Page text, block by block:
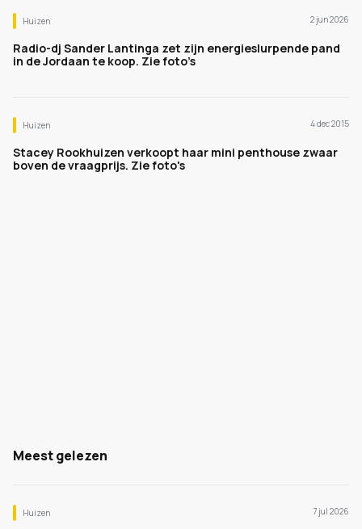
Huizen 2 jun 2026
Radio-dj Sander Lantinga zet zijn energieslurpende pand
in de Jordaan te koop. Zie foto’s
Huizen 4 dec 2015
Stacey Rookhuizen verkoopt haar mini penthouse zwaar
boven de vraagprijs. Zie foto's
Meest gelezen
Huizen 7 jul 2026